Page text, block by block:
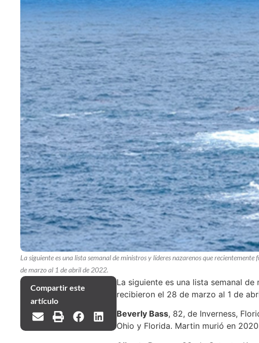
La siguiente es una lista semanal de ministros y líderes nazarenos que
de marzo al 1 de abril de 2022.
Compartir este
artículo
La siguiente es una lista semanal
recibieron el 28 de marzo al 1 de
Beverly Bass, 82, de Inverness,
Ohio y Florida. Martin murió en